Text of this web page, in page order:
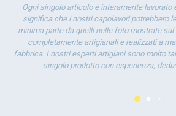
Ogni singolo articolo è interamente lavorato
significa che i nostri capolavori potrebbero
minima parte da quelli nelle foto mostrate
completamente artigianali e realizzati a
fabbrica. I nostri esperti artigiani sono molto
singolo prodotto con esperienza,